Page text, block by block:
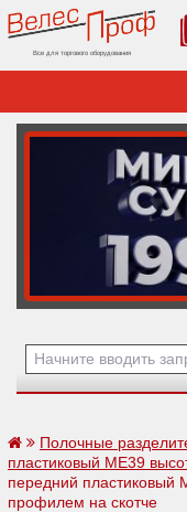
Все для торгового оборудования
Полочные
пластиковый ME39
передний пластиковый
профилем на скотче